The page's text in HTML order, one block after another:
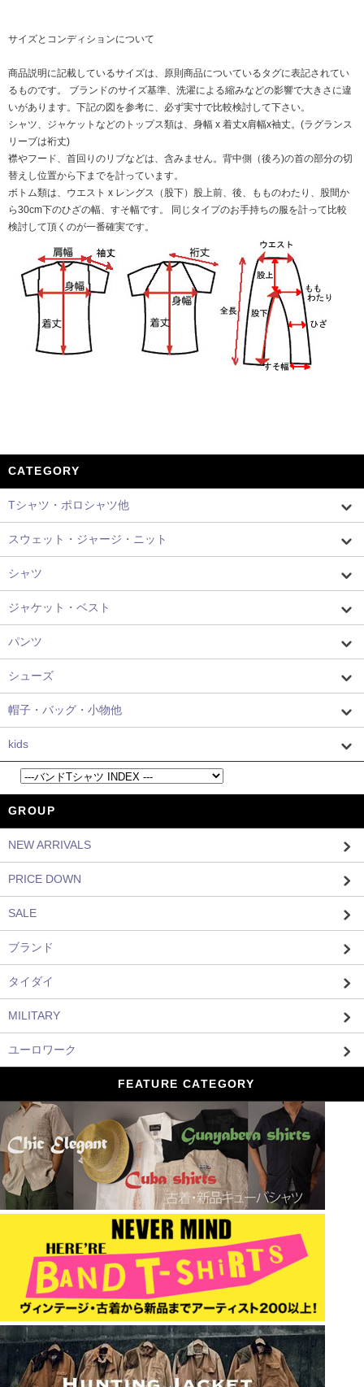
サイズとコンディションについて
商品説明に記載しているサイズは、原則商品についているタグに表記されてい
るものです。 ブランドのサイズ基準、洗濯による縮みなどの影響で大きさに違
いがあります。下記の図を参考に、必ず実寸で比較検討して下さい。
シャツ、ジャケットなどのトップス類は、身幅 x 着丈x肩幅x袖丈。(ラグランス
リーブは裄丈)
襟やフード、首回りのリブなどは、含みません。背中側（後ろ)の首の部分の切
替えし位置から下までを計っています。
ボトム類は、ウエスト x レングス（股下）股上前、後、もものわたり、股間か
ら30cm下のひざの幅、すそ幅です。 同じタイプのお手持ちの服を計って比較
検討して頂くのが一番確実です。
CATEGORY
Tシャツ・ポロシャツ他
スウェット・ジャージ・ニット
シャツ
ジャケット・ベスト
パンツ
シューズ
帽子・バッグ・小物他
kids
GROUP
NEW ARRIVALS
PRICE DOWN
SALE
ブランド
タイダイ
MILITARY
ユーロワーク
FEATURE CATEGORY